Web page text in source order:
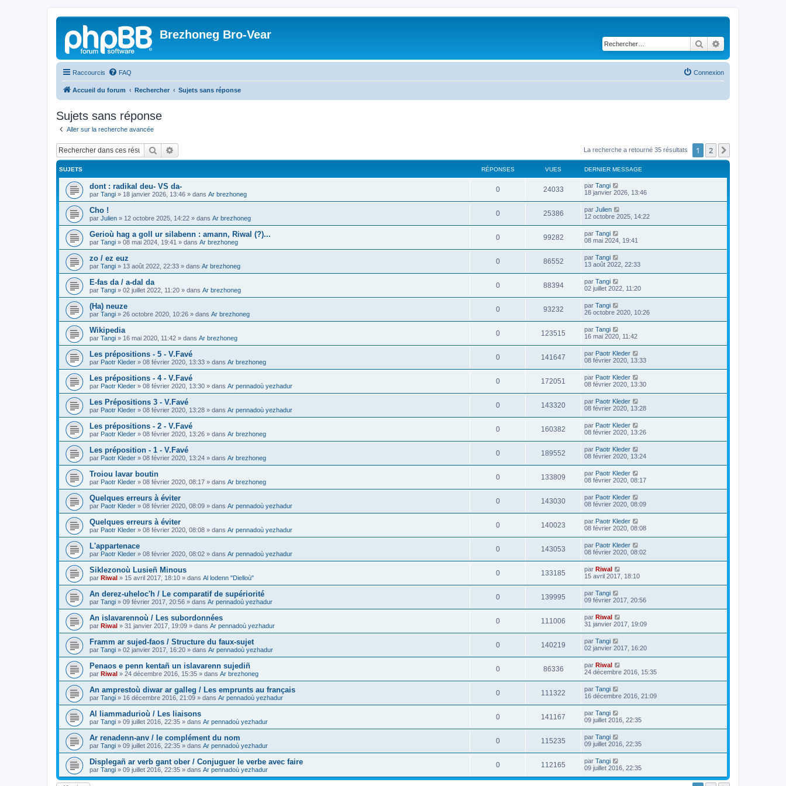
Brezhoneg Bro-Vear
Rechercher
Raccourcis FAQ Connexion
Accueil du forum Rechercher Sujets sans réponse
Sujets sans réponse
Aller sur la recherche avancée
Rechercher La recherche a retourné 35 résultats 1 2
SUJETS RÉPONSES VUES DERNIER MESSAGE
dont : radikal deu- VS da-
par Tangi » 18 janvier 2026, 13:46 » dans Ar brezhoneg
0 24033 par Tangi
18 janvier 2026, 13:46
Cho !
par Julien » 12 octobre 2025, 14:22 » dans Ar brezhoneg
0 25386 par Julien
12 octobre 2025, 14:22
Gerioù hag a goll ur silabenn : amann, Riwal (?)...
par Tangi » 08 mai 2024, 19:41 » dans Ar brezhoneg
0 99282 par Tangi
08 mai 2024, 19:41
zo / ez euz
par Tangi » 13 août 2022, 22:33 » dans Ar brezhoneg
0 86552 par Tangi
13 août 2022, 22:33
E-fas da / a-dal da
par Tangi » 02 juillet 2022, 11:20 » dans Ar brezhoneg
0 88394 par Tangi
02 juillet 2022, 11:20
(Ha) neuze
par Tangi » 26 octobre 2020, 10:26 » dans Ar brezhoneg
0 93232 par Tangi
26 octobre 2020, 10:26
Wikipedia
par Tangi » 16 mai 2020, 11:42 » dans Ar brezhoneg
0 123515 par Tangi
16 mai 2020, 11:42
Les prépositions - 5 - V.Favé
par Paotr Kleder » 08 février 2020, 13:33 » dans Ar brezhoneg
0 141647 par Paotr Kleder
08 février 2020, 13:33
Les prépositions - 4 - V.Favé
par Paotr Kleder » 08 février 2020, 13:30 » dans Ar pennadoù yezhadur
0 172051 par Paotr Kleder
08 février 2020, 13:30
Les Prépositions 3 - V.Favé
par Paotr Kleder » 08 février 2020, 13:28 » dans Ar pennadoù yezhadur
0 143320 par Paotr Kleder
08 février 2020, 13:28
Les prépositions - 2 - V.Favé
par Paotr Kleder » 08 février 2020, 13:26 » dans Ar brezhoneg
0 160382 par Paotr Kleder
08 février 2020, 13:26
Les préposition - 1 - V.Favé
par Paotr Kleder » 08 février 2020, 13:24 » dans Ar brezhoneg
0 189552 par Paotr Kleder
08 février 2020, 13:24
Troiou lavar boutin
par Paotr Kleder » 08 février 2020, 08:17 » dans Ar brezhoneg
0 133809 par Paotr Kleder
08 février 2020, 08:17
Quelques erreurs à éviter
par Paotr Kleder » 08 février 2020, 08:09 » dans Ar pennadoù yezhadur
0 143030 par Paotr Kleder
08 février 2020, 08:09
Quelques erreurs à éviter
par Paotr Kleder » 08 février 2020, 08:08 » dans Ar pennadoù yezhadur
0 140023 par Paotr Kleder
08 février 2020, 08:08
L'appartenace
par Paotr Kleder » 08 février 2020, 08:02 » dans Ar pennadoù yezhadur
0 143053 par Paotr Kleder
08 février 2020, 08:02
Siklezonoù Lusieñ Minous
par Riwal » 15 avril 2017, 18:10 » dans Al lodenn "Dielloù"
0 133185 par Riwal
15 avril 2017, 18:10
An derez-uheloc'h / Le comparatif de supériorité
par Tangi » 09 février 2017, 20:56 » dans Ar pennadoù yezhadur
0 139995 par Tangi
09 février 2017, 20:56
An islavarennoù / Les subordonnées
par Riwal » 31 janvier 2017, 19:09 » dans Ar pennadoù yezhadur
0 111006 par Riwal
31 janvier 2017, 19:09
Framm ar sujed-faos / Structure du faux-sujet
par Tangi » 02 janvier 2017, 16:20 » dans Ar pennadoù yezhadur
0 140219 par Tangi
02 janvier 2017, 16:20
Penaos e penn kentañ un islavarenn sujediñ
par Riwal » 24 décembre 2016, 15:35 » dans Ar brezhoneg
0 86336 par Riwal
24 décembre 2016, 15:35
An amprestoù diwar ar galleg / Les emprunts au français
par Tangi » 16 décembre 2016, 21:09 » dans Ar pennadoù yezhadur
0 111322 par Tangi
16 décembre 2016, 21:09
Al liammadurioù / Les liaisons
par Tangi » 09 juillet 2016, 22:35 » dans Ar pennadoù yezhadur
0 141167 par Tangi
09 juillet 2016, 22:35
Ar renadenn-anv / le complément du nom
par Tangi » 09 juillet 2016, 22:35 » dans Ar pennadoù yezhadur
0 115235 par Tangi
09 juillet 2016, 22:35
Displegañ ar verb gant ober / Conjuguer le verbe avec faire
par Tangi » 09 juillet 2016, 22:35 » dans Ar pennadoù yezhadur
0 112165 par Tangi
09 juillet 2016, 22:35